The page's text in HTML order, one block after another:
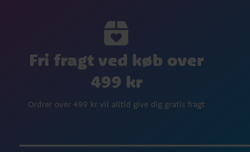
Fri fragt ved køb over
499 kr
Ordrer over 499 kr vil alltid give dig gratis fragt